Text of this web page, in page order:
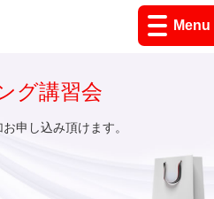
Menu
グ講習会
申し込み頂けます。